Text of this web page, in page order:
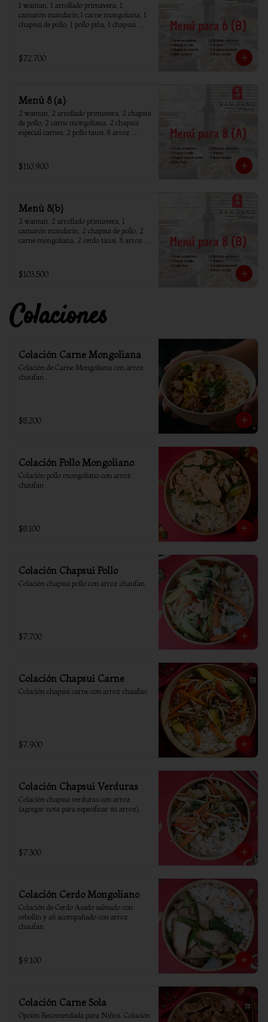
1 wantan, 1 arrollado primavera, 1
camarón mandarín,1 carne mongoliana, 1
chapsui de pollo, 1 pollo piña, 1 chapsui
$72.700
Menú 8 (a)
2 wantan, 2 arrollado primavera, 2 chapsui
de pollo, 2 carne mongoliana, 2 chapsui
especial carnes, 2 pollo tausi, 8 arroz
$110.900
Menú 8(b)
2 wantan, 2 arrollado primavera, 1
camarón mandarín, 2 chapsui de pollo, 2
carne mongoliana, 2 cerdo tausi, 8 arroz
$103.500
Colaciones
Colación Carne Mongoliana
Colación de Carne Mongoliana con arroz
chaufan
$8.200
Colación Pollo Mongoliano
Colación pollo mongoliano con arroz
chaufan
$8.100
Colación Chapsui Pollo
Colación chapsui pollo con arroz chaufan
$7.700
Colación Chapsui Carne
Colación chapsui carne con arroz chaufan
$7.900
Colación Chapsui Verduras
Colación chapsui verduras con arroz
(agregar nota para especificar su arroz).
$7.300
Colación Cerdo Mongoliano
Colación de Cerdo Asado salteado con
cebollín y ají acompañado con arroz
chaufan
$9.100
Colación Carne Sola
Opción Recomendada para Niños. Colación